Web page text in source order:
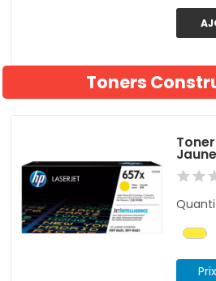
Toners
Jaune